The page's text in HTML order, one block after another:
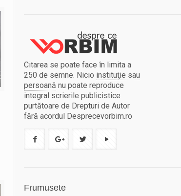
Citarea se poate face în limita a
250 de semne. Nicio instituţie sau
persoană nu poate reproduce
integral scrierile publicistice
purtătoare de Drepturi de Autor
fără acordul Desprecevorbim.ro
Frumusete